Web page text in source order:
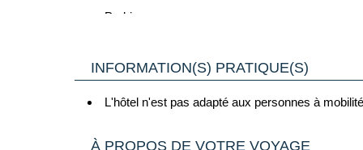
Parking
Avec participation (€) :
INFORMATION(S) PRATIQUE(S)
L'hôtel n'est pas adapté aux personnes à
À PROPOS DE VOTRE VOYAGE